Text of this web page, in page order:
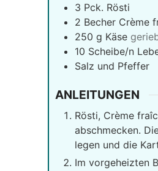
3 Pck. Rösti
2 Becher Crème
250 g Käse
10 Scheibe/n
Salz und Pfeffer
ANLEITUNGEN
Rösti, Crème
abschmecken.
legen und die
Im vorgeheizten